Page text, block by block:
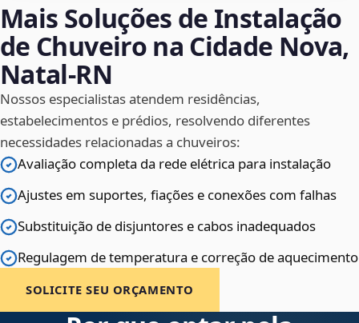
Mais Soluções de Instalação
de Chuveiro na Cidade Nova,
Natal‑RN
Nossos especialistas atendem residências,
estabelecimentos e prédios, resolvendo diferentes
necessidades relacionadas a chuveiros:
Avaliação completa da rede elétrica para instalação
Ajustes em suportes, fiações e conexões com falhas
Substituição de disjuntores e cabos inadequados
Regulagem de temperatura e correção de aquecimento
SOLICITE SEU ORÇAMENTO